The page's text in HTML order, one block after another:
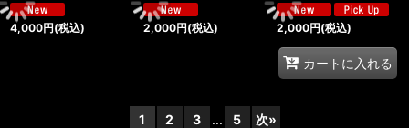
4,000円(税込) 2,000円(税込) 2,000円(税込)
カートに入れる
1 2 3 ... 5 次»